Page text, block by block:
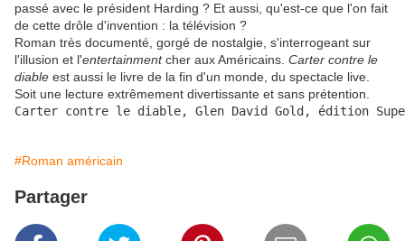
passé avec le président Harding ? Et aussi, qu'est-ce que l'on fait
de cette drôle d'invention : la télévision ?
Roman très documenté, gorgé de nostalgie, s'interrogeant sur
l'illusion et l'entertainmentcher aux Américains. Carter contre le
diable est aussi le livre de la fin d'un monde, du spectacle live.
Soit une lecture extrêmement divertissante et sans prétention.
Carter contre le diable, Glen David Gold, édition
#Roman américain
Partager